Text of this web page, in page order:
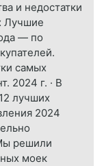
и недостатки
Лучшие
— по
самых
2024 г. · В
лучших
2024
решили
моек